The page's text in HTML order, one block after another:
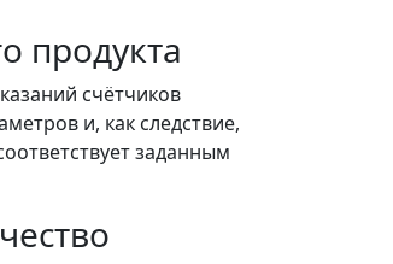
продукта
счётчиков
и, как следствие,
заданным